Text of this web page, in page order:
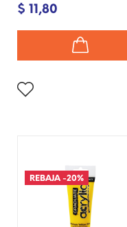
$ 11,80
REBAJA-20%